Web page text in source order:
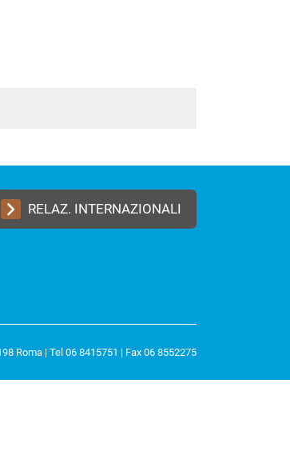
RELAZ. INTERNAZIONALI
Roma | Tel 06 8415751 | Fax 06 8552275